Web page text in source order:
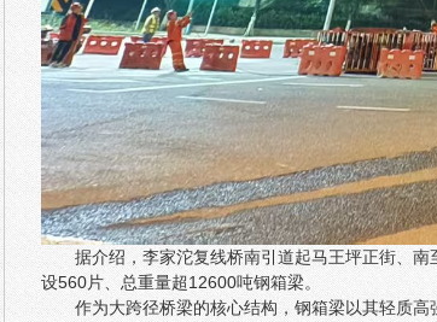
据介绍，李家沱复线桥南引道起马王坪正街、
设560片、总重量超12600吨钢箱梁。
作为大跨径桥梁的核心结构，钢箱梁以其轻质